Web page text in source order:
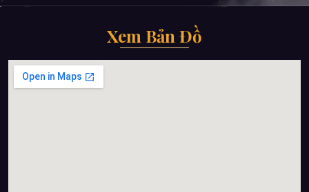
Xem Bản Đồ